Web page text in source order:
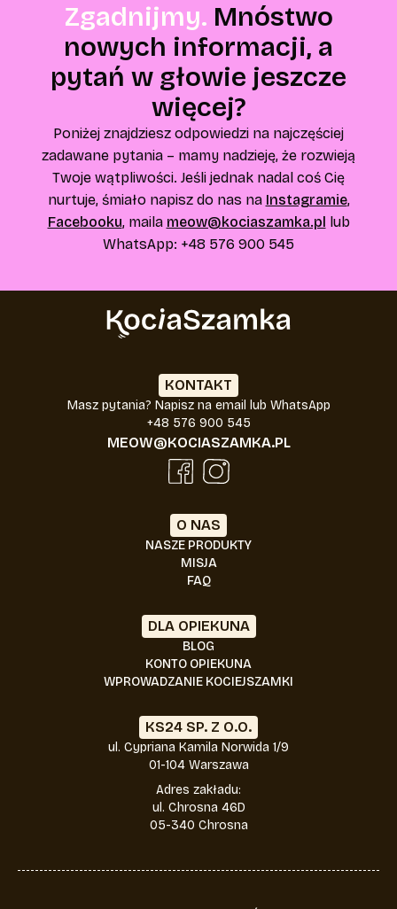
Zgadnijmy. Mnóstwo
nowych informacji, a
pytań w głowie jeszcze
więcej?
Poniżej znajdziesz odpowiedzi na najczęściej
zadawane pytania – mamy nadzieję, że rozwieją
Twoje wątpliwości. Jeśli jednak nadal coś Cię
nurtuje, śmiało napisz do nas na Instagramie,
Facebooku, maila meow@kociaszamka.pl lub
WhatsApp: +48 576 900 545
KS24 SP. Z O.O.
ul. Cypriana Kamila Norwida 1/9
01-104 Warszawa
Adres zakładu:
ul. Chrosna 46D
05-340 Chrosna
O NAS
NASZE PRODUKTY
MISJA
FAQ
DLA OPIEKUNA
BLOG
KONTO OPIEKUNA
WPROWADZANIE KOCIEJSZAMKI
KONTAKT
Masz pytania? Napisz na email lub WhatsApp
+48 576 900 545
MEOW@KOCIASZAMKA.PL